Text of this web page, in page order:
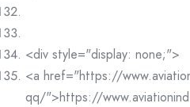
<div style="display: none;">
<a href="https://
qq/">https://